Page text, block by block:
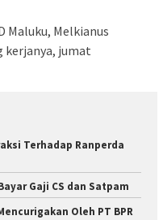
Maluku, Melkianus
kerjanya, jumat
Terhadap Ranperda
Gaji CS dan Satpam
Oleh PT BPR